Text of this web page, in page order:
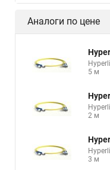
Аналоги по цене
5 м
2 м
3 м